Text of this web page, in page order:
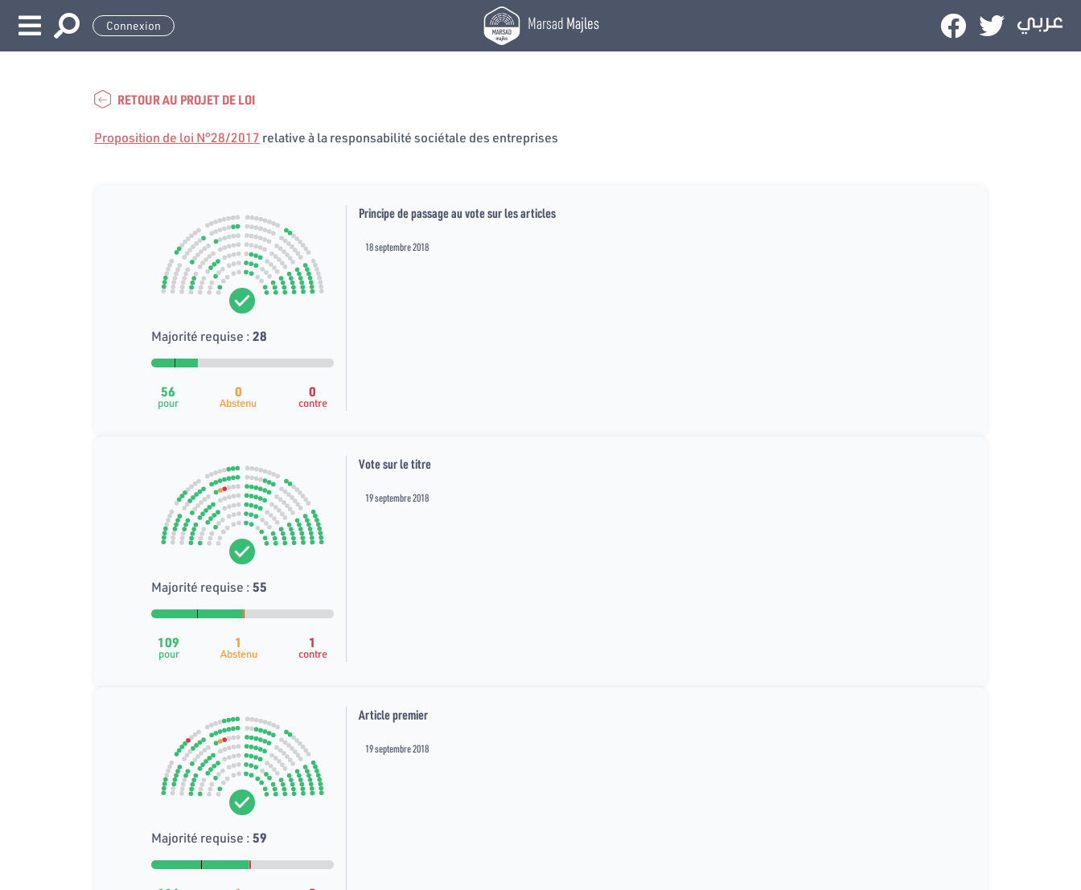
Connexion MarsadMajles
RETOUR AU PROJET DE LOI
Proposition de loi N°28/2017 relative à la responsabilité sociétale des entreprises
Majorité requise :28
56
pour
0
Abstenu
0
contre
Principe de passage au vote sur les articles
18 septembre 2018
Majorité requise :55
109
pour
1
Abstenu
1
contre
Vote sur le titre
19 septembre 2018
Majorité requise :59
Article premier
19 septembre 2018